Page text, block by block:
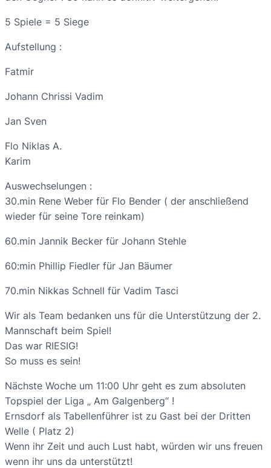
5 Spiele = 5 Siege
Aufstellung :
Fatmir
Johann Chrissi Vadim
Jan Sven
Flo Niklas A.
Karim
Auswechselungen :
30.min Rene Weber für Flo Bender ( der anschließend
wieder für seine Tore reinkam)
60.min Jannik Becker für Johann Stehle
60:min Phillip Fiedler für Jan Bäumer
70.min Nikkas Schnell für Vadim Tasci
Wir als Team bedanken uns für die Unterstützung der 2.
Mannschaft beim Spiel!
Das war RIESIG!
So muss es sein!
Nächste Woche um 11:00 Uhr geht es zum absoluten
Topspiel der Liga „ Am Galgenberg“ !
Ernsdorf als Tabellenführer ist zu Gast bei der Dritten
Welle ( Platz 2)
Wenn ihr Zeit und auch Lust habt, würden wir uns freuen
wenn ihr uns da unterstützt!